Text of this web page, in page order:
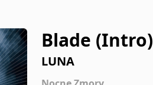
Blade (Intro)
LUNA